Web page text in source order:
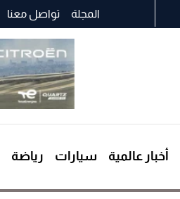
المجلة تواصل معنا
أخبار عالمية سيارات رياضة